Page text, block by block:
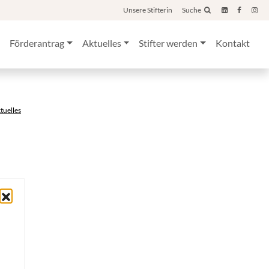
Unsere Stifterin Suche
Förderantrag Aktuelles Stifter werden Kontakt
in